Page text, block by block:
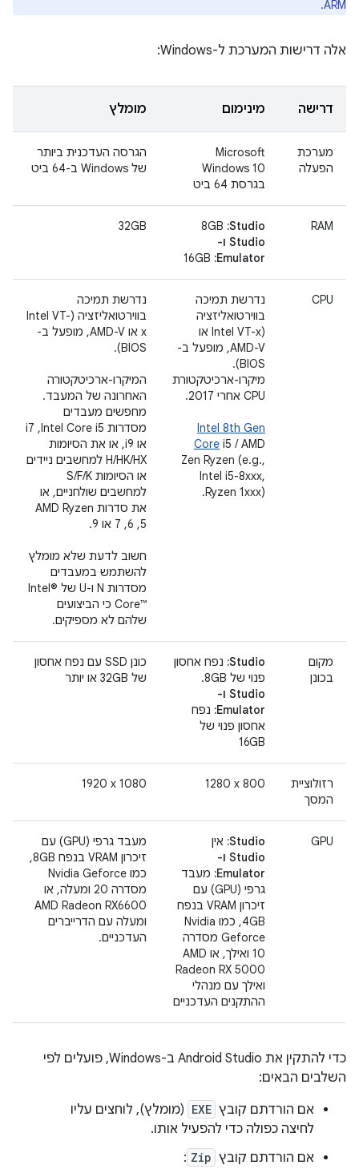
ARM.
אלה דרישות המערכת ל-Windows:
דרישה מינימום מומלץ
מערכת
הפעלה
‫Microsoft
Windows 10
בגרסת 64 ביט
הגרסה העדכנית ביותר
של Windows ב-64 ביט
RAM
Studio:
Studio ו-
Emulator:
32GB
CPU
נדרשת תמיכה
בווירטואליזציה
(Intel VT-x או
AMD-V, מופעל ב-
BIOS).
מיקרו-ארכיטקטורת
CPU אחרי 2017. ‫
Intel 8th Gen
Core i5 / AMD
Zen Ryzen (e.g.,
Intel i5-8xxx,
Ryzen 1xxx).
נדרשת תמיכה
בווירטואליזציה (Intel VT-
x או AMD-V, מופעל ב-
BIOS).
המיקרו-ארכיטקטורה
האחרונה של המעבד.
מחפשים מעבדים
מסדרות Intel Core i5,‏ i7
או i9, או את הסיומות
H/HK/HX למחשבים ניידים
או הסיומות S/F/K
למחשבים שולחניים, או
את סדרות AMD Ryzen
5,‏ 6,‏ 7 או 9.
חשוב לדעת שלא מומלץ
להשתמש במעבדים
מסדרות N ו-U של Intel®
Core™‎ כי הביצועים
שלהם לא מספיקים.
מקום
בכונן
Studio: נפח אחסון
פנוי של 8GB. ‫
Studio ו-
Emulator: נפח
אחסון פנוי של
16GB
כונן SSD עם נפח אחסון
של 32GB או יותר
רזולוציית
המסך
‎1280 x 800
‎1920 x 1080
GPU
Studio: אין
Studio ו-
Emulator: מעבד
גרפי (GPU) עם
זיכרון VRAM בנפח
4GB, כמו Nvidia
Geforce מסדרה
10 ואילך, או AMD
Radeon RX 5000
ואילך עם מנהלי
ההתקנים העדכניים
מעבד גרפי (GPU) עם
זיכרון VRAM בנפח 8GB,
כמו Nvidia Geforce
מסדרה 20 ומעלה, או
AMD Radeon RX6600
ומעלה עם הדרייברים
העדכניים.
כדי להתקין את Android Studio ב-Windows, פועלים לפי
השלבים הבאים:
אם הורדתם קובץ EXE (מומלץ), לוחצים עליו
לחיצה כפולה כדי להפעיל אותו.
אם הורדתם קובץ Zip
: